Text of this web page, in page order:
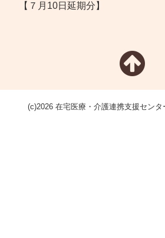
【７月10日延期分】
(c)2026 在宅医療・介護連携支援セン